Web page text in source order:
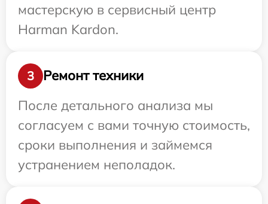
мастерскую в сервисный центр
Harman Kardon.
3
Ремонт техники
После детального анализа мы
согласуем с вами точную стоимость,
сроки выполнения и займемся
устранением неполадок.